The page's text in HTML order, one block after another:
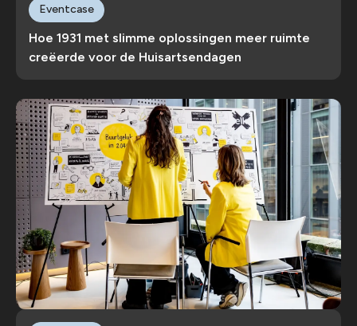
Hoe 1931 met slimme oplossingen meer ruimte
creëerde voor de Huisartsendagen
Eventcase